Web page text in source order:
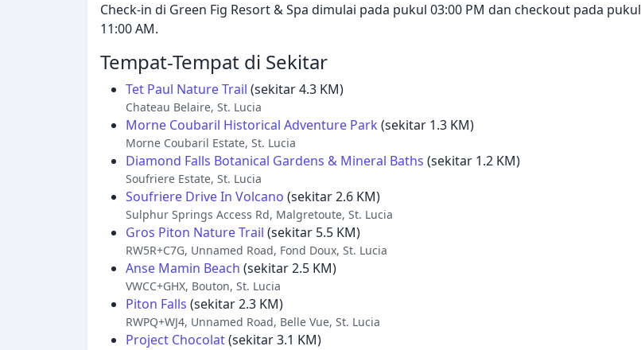
Check-in di Green Fig Resort & Spa dimulai pada pukul 03:00 PM dan checkout pada pukul
11:00 AM.
Tempat-Tempat di Sekitar
Tet Paul Nature Trail (sekitar 4.3 KM)
Chateau Belaire, St. Lucia
Morne Coubaril Historical Adventure Park (sekitar 1.3 KM)
Morne Coubaril Estate, St. Lucia
Diamond Falls Botanical Gardens & Mineral Baths (sekitar 1.2 KM)
Soufriere Estate, St. Lucia
Soufriere Drive In Volcano (sekitar 2.6 KM)
Sulphur Springs Access Rd, Malgretoute, St. Lucia
Gros Piton Nature Trail (sekitar 5.5 KM)
RW5R+C7G, Unnamed Road, Fond Doux, St. Lucia
Anse Mamin Beach (sekitar 2.5 KM)
VWCC+GHX, Bouton, St. Lucia
Piton Falls (sekitar 2.3 KM)
RWPQ+WJ4, Unnamed Road, Belle Vue, St. Lucia
Project Chocolat(sekitar 3.1 KM)